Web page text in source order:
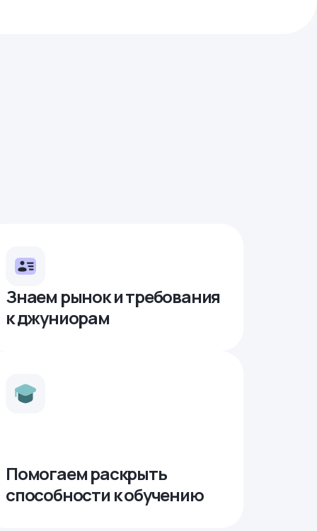
Знаем рынок и требования
к джуниорам
Помогаем раскрыть
способности к обучению